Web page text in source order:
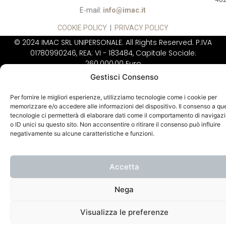
Gestisci Consenso
Per fornire le migliori esperienze, utilizziamo tecnologie come i cookie per
memorizzare e/o accedere alle informazioni del dispositivo. Il consenso a
tecnologie ci permetterà di elaborare dati come il comportamento di
o ID unici su questo sito. Non acconsentire o ritirare il consenso può influire
negativamente su alcune caratteristiche e funzioni.
Accetta
Nega
Visualizza le preferenze
E-mail: info@imac.it
COOKIE POLICY PRIVACY POLICY
© 2024 IMAC SRL UNIPERSONALE. All Rights Reserved. P.IVA
01780990246, REA: VI - 183484, Capitale Sociale:
260.000,00 Euro
IMAC NON VENDEDIRETTAMENTE AL